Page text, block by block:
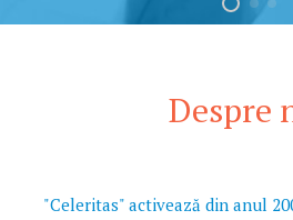
Despre
"Celeritas" activează din anul